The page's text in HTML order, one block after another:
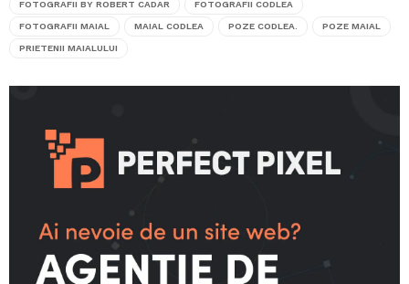
FOTOGRAFII BY ROBERT CADAR FOTOGRAFII CODLEA
FOTOGRAFII MAIAL MAIAL CODLEA POZE CODLEA. POZE MAIAL
PRIETENII MAIALULUI